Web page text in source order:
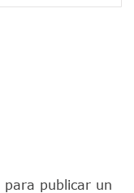
para publicar un